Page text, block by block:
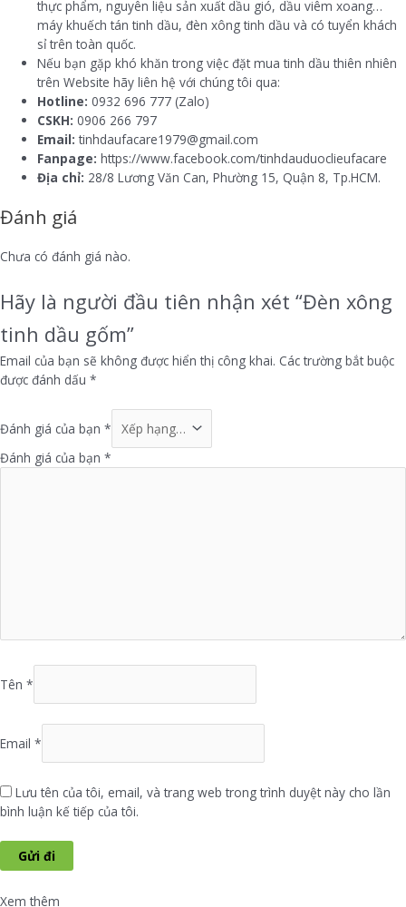
thực phẩm, nguyên liệu sản xuất dầu gió, dầu viêm xoang…
máy khuếch tán tinh dầu, đèn xông tinh dầu và có tuyển khách
sỉ trên toàn quốc.
Nếu bạn gặp khó khăn trong việc đặt mua tinh dầu thiên nhiên
trên Website hãy liên hệ với chúng tôi qua:
Hotline: 0932 696 777 (Zalo)
CSKH: 0906 266 797
Email: tinhdaufacare1979@gmail.com
Fanpage: https://www.facebook.com/tinhdauduoclieufacare
Địa chỉ: 28/8 Lương Văn Can, Phường 15, Quận 8, Tp.HCM.
Đánh giá
Chưa có đánh giá nào.
Hãy là người đầu tiên nhận xét “Đèn xông
tinh dầu gốm”
Email của bạn sẽ không được hiển thị công khai. Các trường bắt buộc
được đánh dấu *
Đánh giá của bạn *
Đánh giá của bạn *
Tên *
Email *
Lưu tên của tôi, email, và trang web trong trình duyệt này cho lần
bình luận kế tiếp của tôi.
Xem thêm